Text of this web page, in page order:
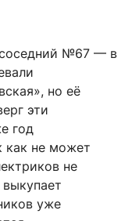
№67 — в
но её
эти
год
как не может
не
уже